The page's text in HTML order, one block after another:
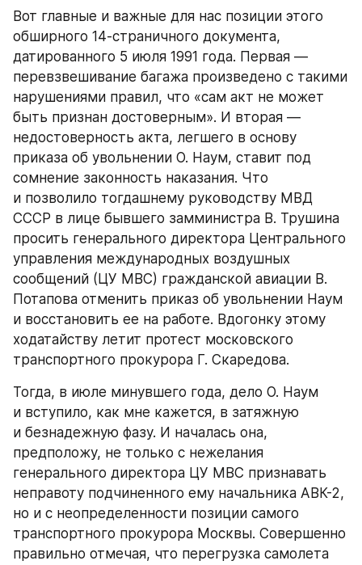
Вот главные и важные для нас позиции этого
обширного 14-страничного документа,
датированного 5 июля 1991 года. Первая —
перевзвешивание багажа произведено с такими
нарушениями правил, что «сам акт не может
быть признан достоверным». И вторая —
недостоверность акта, легшего в основу
приказа об увольнении О. Наум, ставит под
сомнение законность наказания. Что
и позволило тогдашнему руководству МВД
СССР в лице бывшего замминистра В. Трушина
просить генерального директора Центрального
управления международных воздушных
сообщений (ЦУ МВС) гражданской авиации В.
Потапова отменить приказ об увольнении Наум
и восстановить ее на работе. Вдогонку этому
ходатайству летит протест московского
транспортного прокурора Г. Скаредова.
Тогда, в июле минувшего года, дело О. Наум
и вступило, как мне кажется, в затяжную
и безнадежную фазу. И началась она,
предположу, не только с нежелания
генерального директора ЦУ МВС признавать
неправоту подчиненного ему начальника АВК-2,
но и с неопределенности позиции самого
транспортного прокурора Москвы. Совершенно
правильно отмечая, что перегрузка самолета